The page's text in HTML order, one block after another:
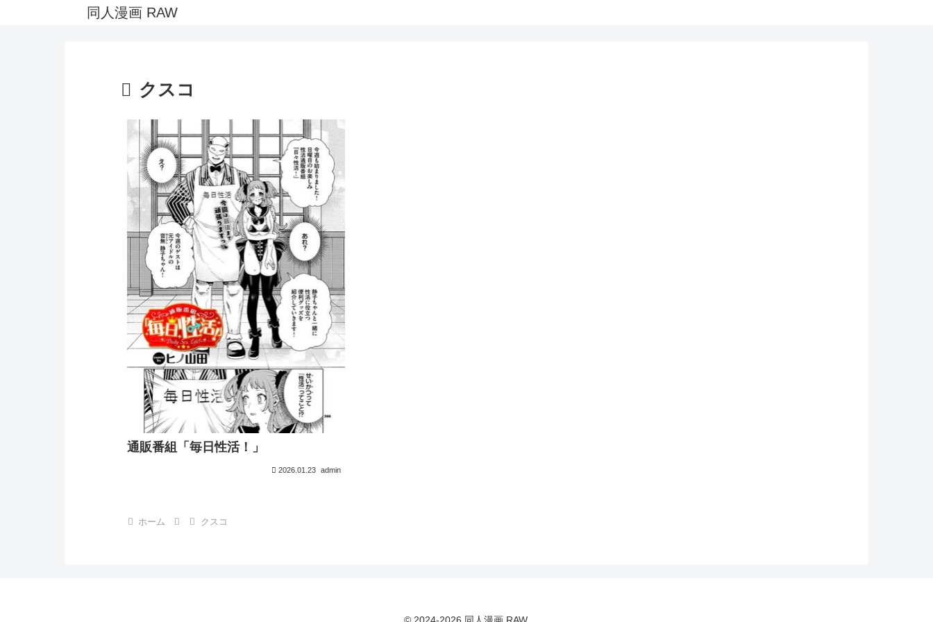
同人漫画 RAW
クスコ
通販番組「毎日性活！」
2026.01.23 admin
ホーム クスコ